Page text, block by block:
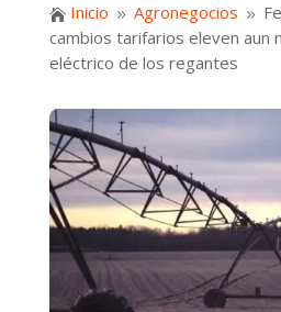
 Inicio 9 Agronegocios 9
cambios tarifarios eleven aun
eléctrico de los regantes